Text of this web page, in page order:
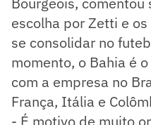
escolha por Zetti e
se consolidar no
momento, o Bahia é
com a empresa no
França, Itália e